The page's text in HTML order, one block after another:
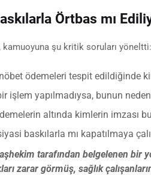
Örtbas mı
kamuoyuna şu kritik soruları yöneltti:
ödemeleri tespit edildiğinde
işlem yapılmadıysa, bunun
altında kimlerin imzası
baskılarla mı kapatılmaya
tarafından belgelenen bir
zarar görmüş, sağlık